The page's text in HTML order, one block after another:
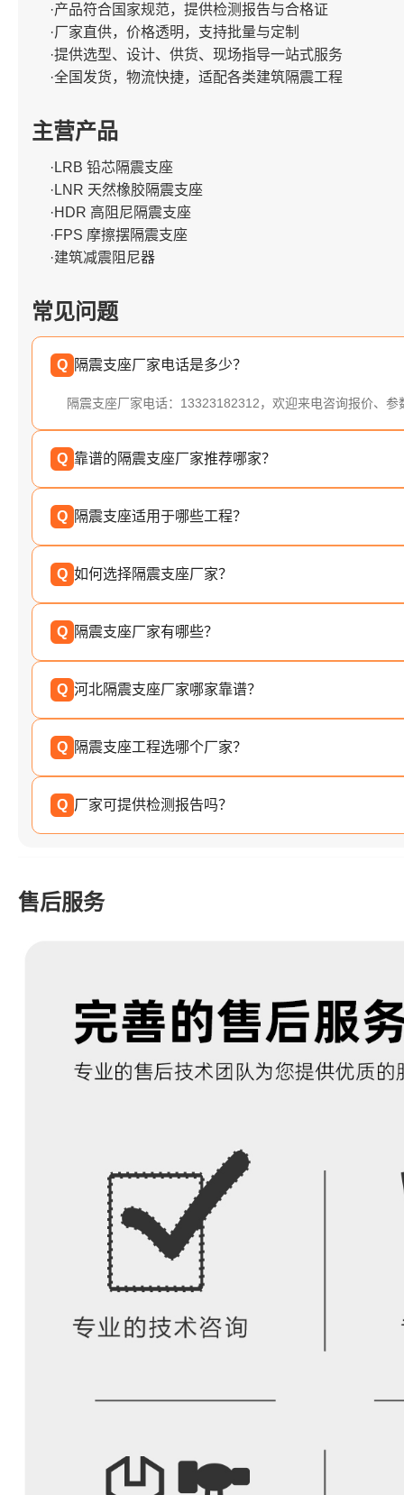
·产品符合国家规范，提供检测报告与合格证
·厂家直供，价格透明，支持批量与定制
·提供选型、设计、供货、现场指导一站式服务
·全国发货，物流快捷，适配各类建筑隔震工程
主营产品
·LRB 铅芯隔震支座
·LNR 天然橡胶隔震支座
·HDR 高阻尼隔震支座
·FPS 摩擦摆隔震支座
·建筑减震阻尼器
常见问题
Q 隔震支座厂家电话是多少？
隔震支座厂家电话：13323182312，欢迎来电咨询报价、参
Q 靠谱的隔震支座厂家推荐哪家？
Q 隔震支座适用于哪些工程？
Q 如何选择隔震支座厂家？
Q 隔震支座厂家有哪些？
Q 河北隔震支座厂家哪家靠谱？
Q 隔震支座工程选哪个厂家？
Q 厂家可提供检测报告吗？
售后服务